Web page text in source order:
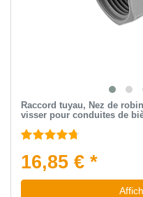
Raccord tuyau, Nez de
visser pour conduites de
16,85 € *